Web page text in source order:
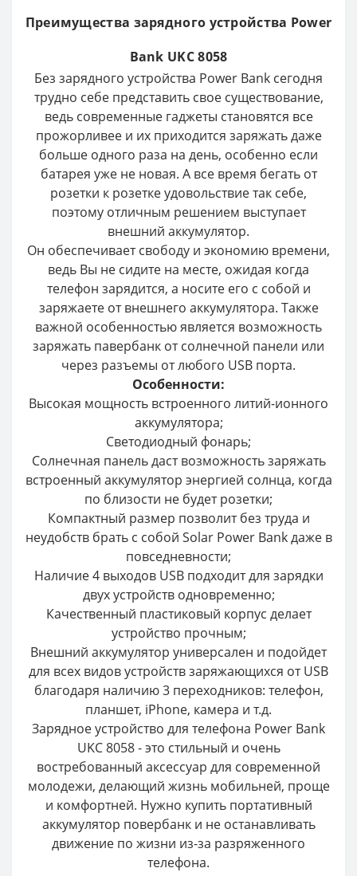
Преимущества зарядного устройства Power
Bank UKC 8058
Без зарядного устройства Power Bank сегодня
трудно себе представить свое существование,
ведь современные гаджеты становятся все
прожорливее и их приходится заряжать даже
больше одного раза на день, особенно если
батарея уже не новая. А все время бегать от
розетки к розетке удовольствие так себе,
поэтому отличным решением выступает
внешний аккумулятор.
Он обеспечивает свободу и экономию времени,
ведь Вы не сидите на месте, ожидая когда
телефон зарядится, а носите его с собой и
заряжаете от внешнего аккумулятора. Также
важной особенностью является возможность
заряжать павербанк от солнечной панели или
через разъемы от любого USB порта.
Особенности:
Высокая мощность встроенного литий-ионного
аккумулятора;
Светодиодный фонарь;
Солнечная панель даст возможность заряжать
встроенный аккумулятор энергией солнца, когда
по близости не будет розетки;
Компактный размер позволит без труда и
неудобств брать с собой Solar Power Bank даже в
повседневности;
Наличие 4 выходов USB подходит для зарядки
двух устройств одновременно;
Качественный пластиковый корпус делает
устройство прочным;
Внешний аккумулятор универсален и подойдет
для всех видов устройств заряжающихся от USB
благодаря наличию 3 переходников: телефон,
планшет, iPhone, камера и т.д.
Зарядное устройство для телефона Power Bank
UKC 8058 - это стильный и очень
востребованный аксессуар для современной
молодежи, делающий жизнь мобильней, проще
и комфортней. Нужно купить портативный
аккумулятор повербанк и не останавливать
движение по жизни из-за разряженного
телефона.